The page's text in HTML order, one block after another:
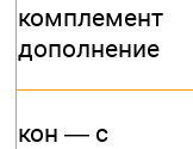
дополнение
кон — с